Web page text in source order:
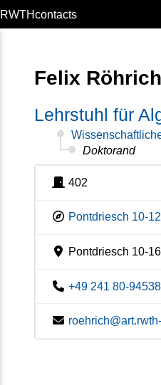
RWTHcontacts
Felix Röhrich
Lehrstuhl für
Doktorand
402
Pontdriesch 10-
Pontdriesch 10-
+49 241 80-94538